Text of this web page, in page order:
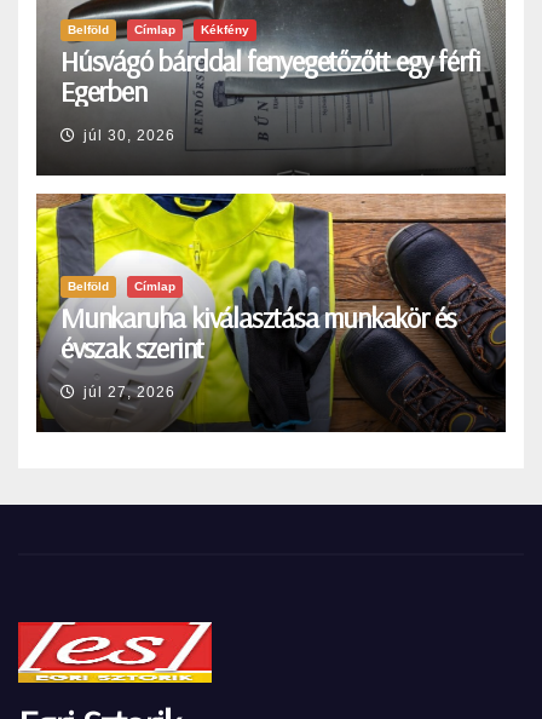
Belföld Címlap Kékfény
Húsvágó bárddal fenyegetőzőtt egy férfi
Egerben
júl 30, 2026
Belföld Címlap
Munkaruha kiválasztása munkakör és
évszak szerint
júl 27, 2026